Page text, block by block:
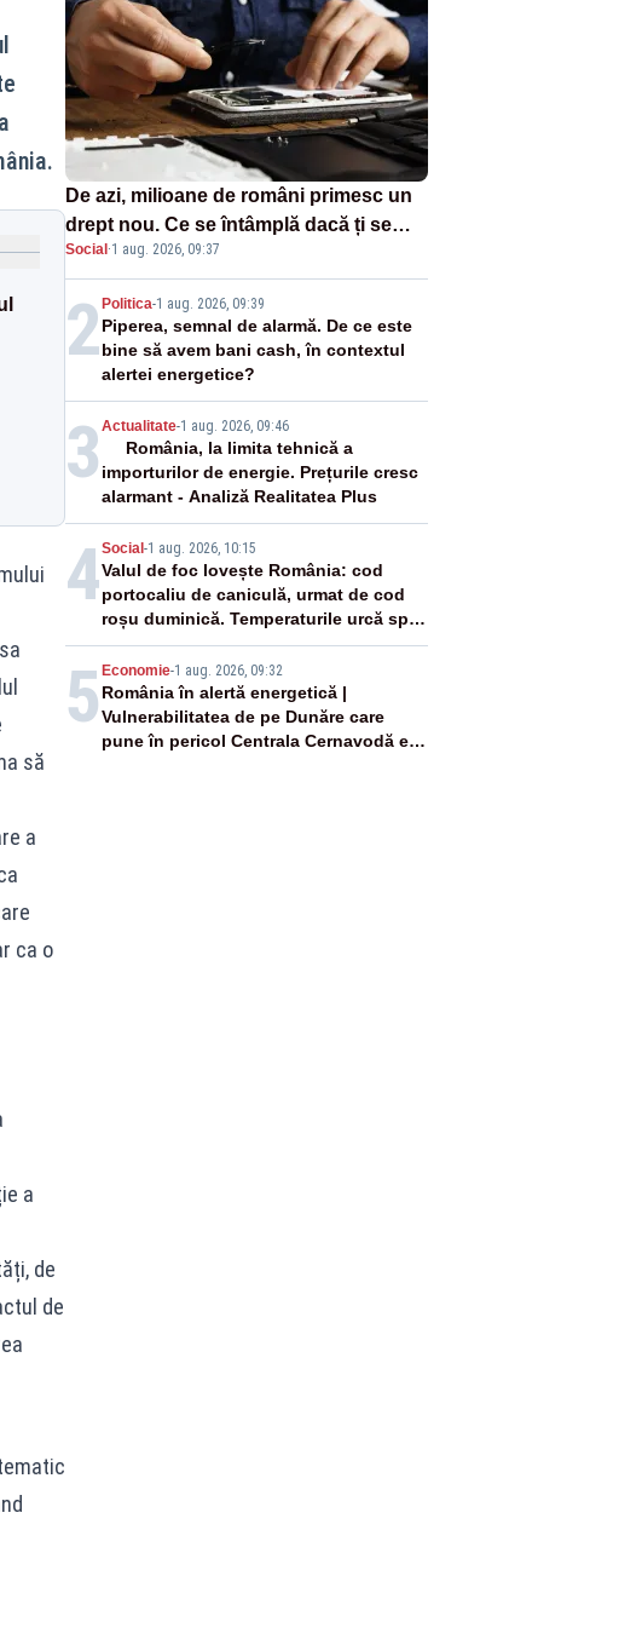
să
a
ca o
a
de
de
De azi, milioane de români primesc un
drept nou. Ce se întâmplă dacă ți se
strică un produs
Social ·1 aug. 2026, 09:37
2 Politica-1 aug. 2026, 09:39
Piperea, semnal de alarmă. De ce este
bine să avem bani cash, în contextul
alertei energetice?
3 Actualitate-1 aug. 2026, 09:46
România, la limita tehnică a
importurilor de energie. Prețurile cresc
alarmant - Analiză Realitatea Plus
4Social -1 aug. 2026, 10:15
Valul de foc lovește România: cod
portocaliu de caniculă, urmat de cod
roșu duminică. Temperaturile urcă spre
40°C
5 Economie-1 aug. 2026, 09:32
România în alertă energetică |
Vulnerabilitatea de pe Dunăre care
pune în pericol Centrala Cernavodă era